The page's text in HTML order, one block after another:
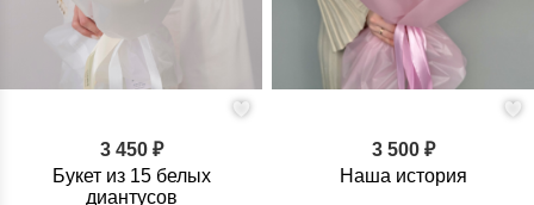
3 450 ₽
Букет из 15 белых
диантусов
3 500 ₽
Наша история